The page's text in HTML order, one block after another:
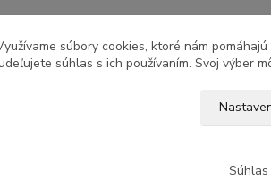
súbory cookies, ktoré nám
súhlas s ich používaním. Svoj výber